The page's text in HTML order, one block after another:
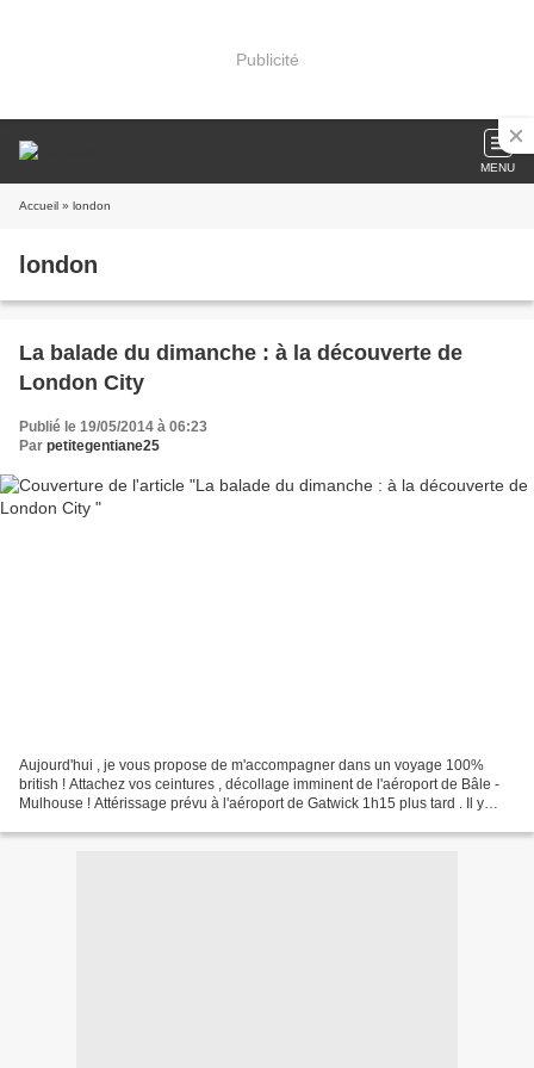
Publicité
MENU
Accueil » london
london
La balade du dimanche : à la découverte de
London City
Publié le 19/05/2014 à 06:23
Par petitegentiane25
Aujourd'hui , je vous propose de m'accompagner dans un voyage 100%
british ! Attachez vos ceintures , décollage imminent de l'aéroport de Bâle -
Mulhouse ! Attérissage prévu à l'aéroport de Gatwick 1h15 plus tard . Il y